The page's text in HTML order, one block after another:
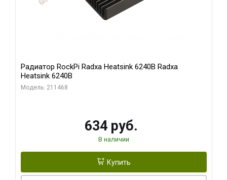
Радиатор RockPi Radxa Heatsink 6240B Radxa
Heatsink 6240B
Модель: 211468
634 руб.
В наличии
Купить